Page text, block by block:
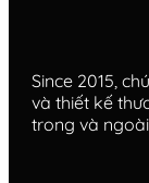
Since 2015,
và thiết kế
trong và